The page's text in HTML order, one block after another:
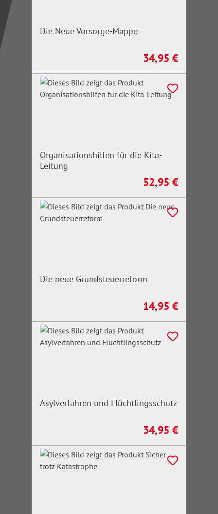
Die Neue Vorsorge-Mappe
Regulärer Preis:
34,95 €
Organisationshilfen für die Kita-
Leitung
Regulärer Preis:
52,95 €
Die neue Grundsteuerreform
Regulärer Preis:
14,95 €
Asylverfahren und Flüchtlingsschutz
Regulärer Preis:
34,95 €